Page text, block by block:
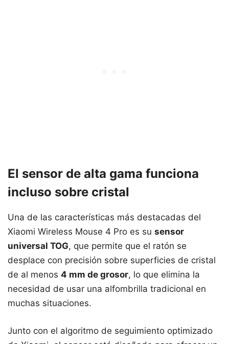
El sensor de alta gama funciona
incluso sobre cristal
Una de las características más destacadas del
Xiaomi Wireless Mouse 4 Pro es su sensor
universal TOG, que permite que el ratón se
desplace con precisión sobre superficies de cristal
de al menos 4 mm de grosor, lo que elimina la
necesidad de usar una alfombrilla tradicional en
muchas situaciones.
Junto con el algoritmo de seguimiento optimizado